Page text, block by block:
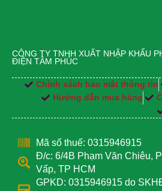
CÔNG TY TNHH XUẤT NHẬP KHẨU
ĐIỆN TÂM PHÚC
Chính sách bảo mật thông tin
Hướng dẫn mua hàng
Mã số thuế: 0315946915
Đ/c: 6/4B Phạm Văn Chiêu,
Vấp, TP HCM
GPKD: 0315946915 do